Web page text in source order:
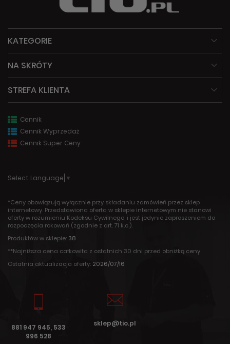
KATEGORIE
NA SKRÓTY
STREFA KLIENTA
Cennik
Cennik Wyprzedaż
Cennik Super Ceny
Select Language ▼
*Ceny obowiązują wyłącznie przy składaniu zamówień przez sklep
internetowy. Przedstawiona oferta w sklepie internetowym nie stanowi
oferty w rozumieniu Kodeksu Cywilnego, i jest jedynie zaproszeniem do
rozpoczęcia rokowań (zgodnie z art. 71 k.c.).
Produktów w sklepie: 38
**Najniższa cena całkowita z ostatnich 30 dni przed obniżką ceny
Ostatnia aktualizacja oferty: 2026/07/16
881 947 945, 533
996 528
sklep@tio.pl